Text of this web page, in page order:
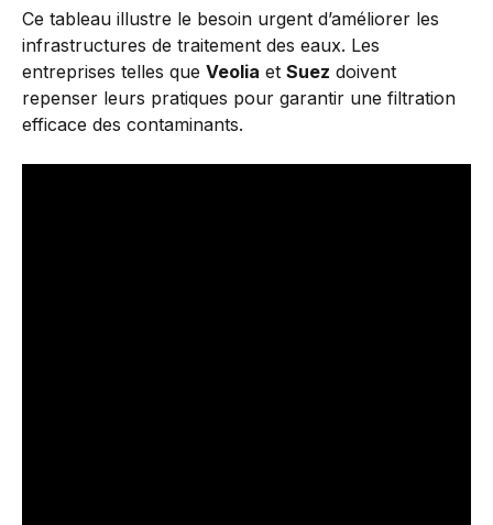
Ce tableau illustre le besoin urgent d’améliorer les
infrastructures de traitement des eaux. Les
entreprises telles que Veolia et Suez doivent
repenser leurs pratiques pour garantir une filtration
efficace des contaminants.